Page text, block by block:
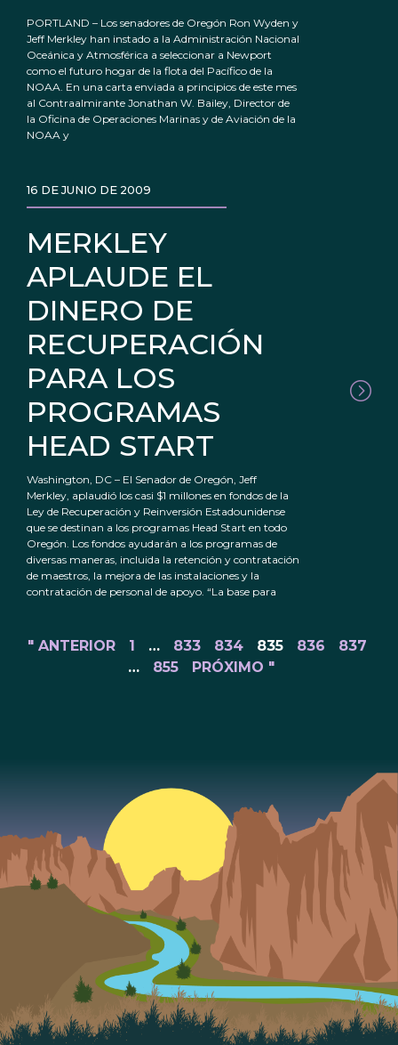
PORTLAND – Los senadores de Oregón Ron Wyden y
Jeff Merkley han instado a la Administración Nacional
Oceánica y Atmosférica a seleccionar a Newport
como el futuro hogar de la flota del Pacífico de la
NOAA. En una carta enviada a principios de este mes
al Contraalmirante Jonathan W. Bailey, Director de
la Oficina de Operaciones Marinas y de Aviación de la
NOAA y
MERKLEY
APLAUDE EL
DINERO DE
RECUPERACIÓN
PARA LOS
PROGRAMAS
HEAD START
16 DE JUNIO DE 2009
Washington, DC – El Senador de Oregón, Jeff
Merkley, aplaudió los casi $1 millones en fondos de la
Ley de Recuperación y Reinversión Estadounidense
que se destinan a los programas Head Start en todo
Oregón. Los fondos ayudarán a los programas de
diversas maneras, incluida la retención y contratación
de maestros, la mejora de las instalaciones y la
contratación de personal de apoyo. “La base para
" ANTERIOR 1 … 833 834 835 836
837
…
855 PRÓXIMO "